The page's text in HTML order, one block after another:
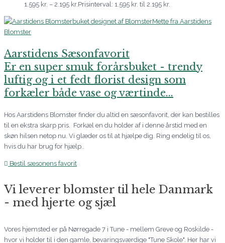
1.595 kr. – 2.195 kr.Prisinterval: 1.595 kr. til 2.195 kr.
Aarstidens Sæsonfavorit
Er en super smuk forårsbuket - trendy
luftig og i et fedt florist design som
forkæler både vase og værtinde...
Hos Aarstidens Blomster finder du altid en sæsonfavorit, der kan bestilles
til en ekstra skarp pris. Forkæl en du holder af i denne årstid med en
skøn hilsen netop nu. Vi glæder os til at hjælpe dig. Ring endelig til os,
hvis du har brug for hjælp..
Bestil sæsonens favorit
Vi leverer blomster til hele Danmark
- med hjerte og sjæl
Vores hjemsted er på Nørregade 7 i Tune - mellem Greve og Roskilde -
hvor vi holder til i den gamle, bevaringsværdige "Tune Skole". Her har vi